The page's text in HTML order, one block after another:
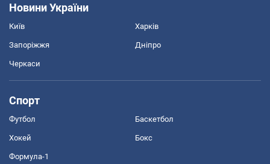
Новини України
Київ Харків
Запоріжжя Дніпро
Черкаси
Спорт
Футбол Баскетбол
Хокей Бокс
Формула-1